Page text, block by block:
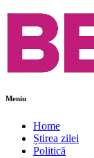
Meniu
Home
Știrea zilei
Politică